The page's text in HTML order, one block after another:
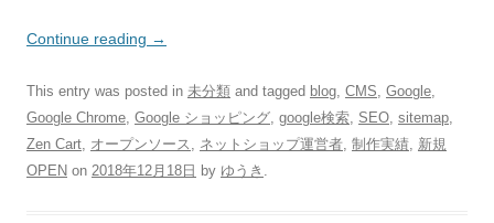
Continue reading →
This entry was posted in 未分類 and tagged blog, CMS, Google,
Google Chrome, Google ショッピング, google検索, SEO, sitemap,
Zen Cart, オープンソース , ネットショップ運営者, 制作実績, 新規
OPEN on 2018年12月18日 by ゆうき .